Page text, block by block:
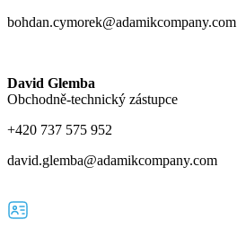
bohdan.cymorek@adamikcompany.com
David Glemba
Obchodně-technický zástupce
+420 737 575 952
david.glemba@adamikcompany.com